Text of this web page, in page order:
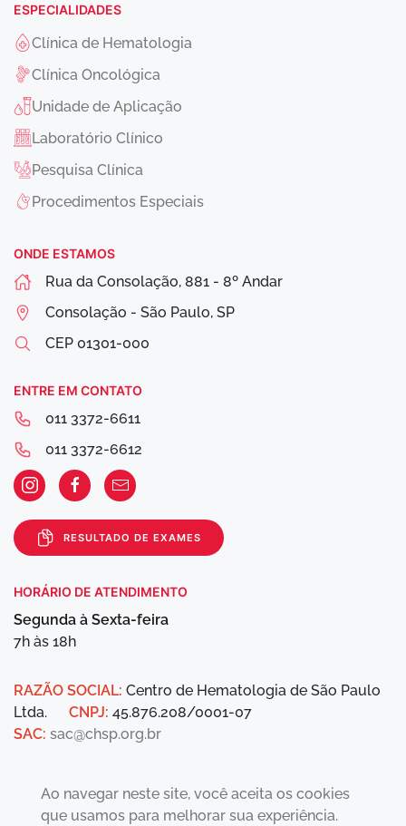
ESPECIALIDADES
Clínica de Hematologia
Clínica Oncológica
Unidade de Aplicação
Laboratório Clínico
Pesquisa Clínica
Procedimentos Especiais
ONDE ESTAMOS
Rua da Consolação, 881 - 8º Andar
Consolação - São Paulo, SP
CEP 01301-000
ENTRE EM CONTATO
011 3372-6611
011 3372-6612
RESULTADO DE EXAMES
HORÁRIO DE ATENDIMENTO
Segunda à Sexta-feira
7h às 18h
RAZÃO SOCIAL: Centro de Hematologia de São Paulo
Ltda. CNPJ: 45.876.208/0001-07
SAC: sac@chsp.org.br
Ao navegar neste site, você aceita os cookies
que usamos para melhorar sua experiência.